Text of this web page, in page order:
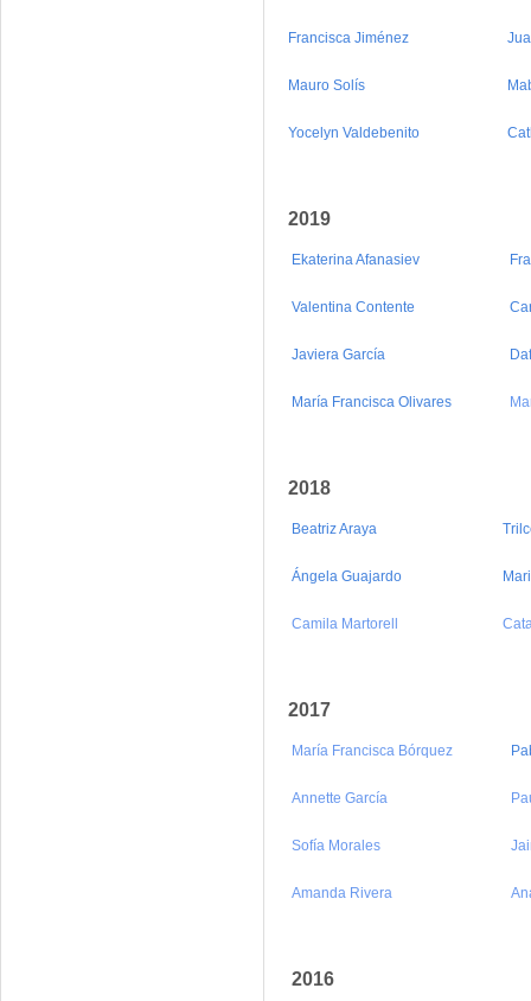
Francisca Jiménez
Mauro Solís
Yocelyn Valdebenito
2019
Ekaterina Afanasiev
Valentina Contente
Javiera García
María Francisca Olivares
2018
Beatriz Araya
Ángela Guajardo
Camila Martorell
2017
María Francisca Bórquez
Annette García
Sofía Morales
Amanda Rivera
2016